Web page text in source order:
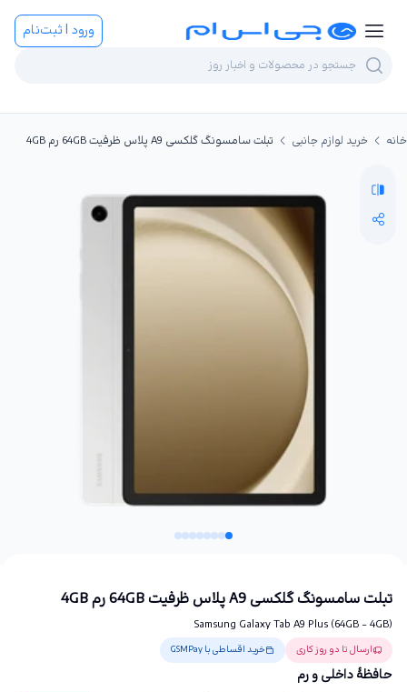
ورود | ثبت‌نام
خانه خرید لوازم جانبی تبلت سامسونگ گلکسی A9 پلاس ظرفیت 64GB رم 4GB
تبلت سامسونگ گلکسی A9 پلاس ظرفیت 64GB رم 4GB
Samsung Galaxy Tab A9 Plus (64GB - 4GB)
ارسال تا دو روز کاری خرید اقساطی با GSMPay
حافظهٔ داخلی و رم